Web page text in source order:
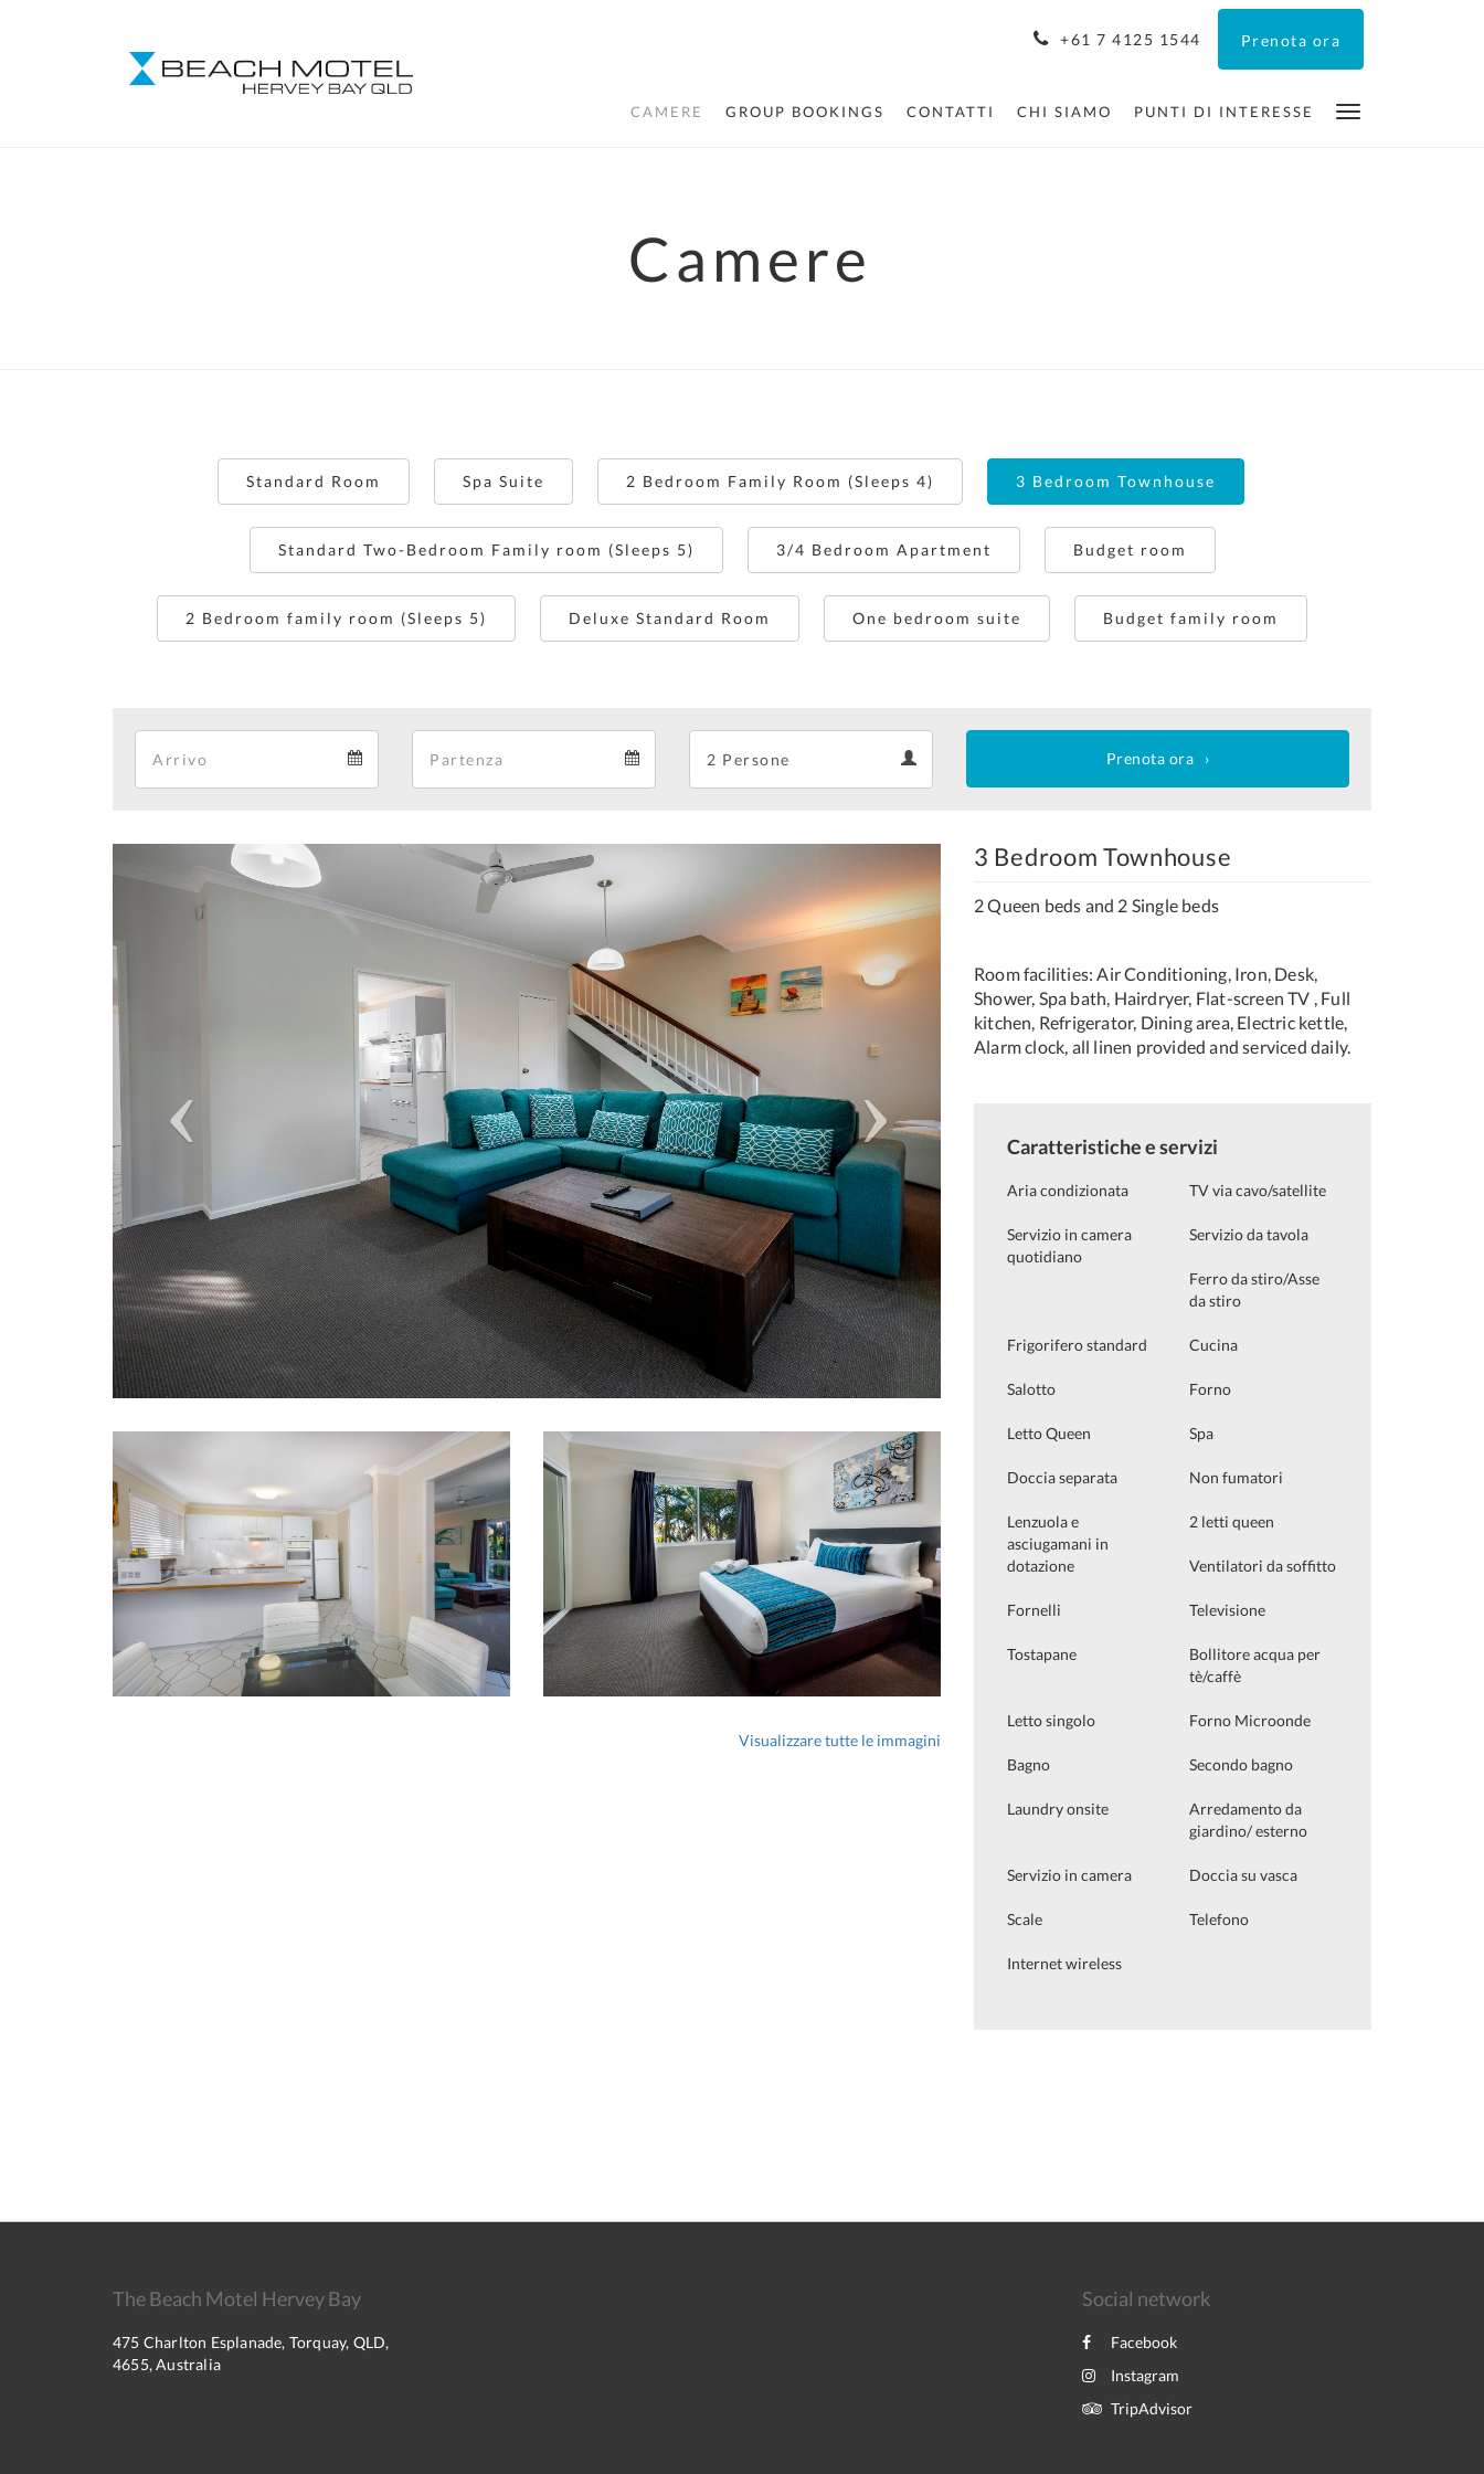
+61 7 4125 1544 Prenota ora
CAMERE GROUP BOOKINGS CONTATTI CHI SIAMO PUNTI DI INTERESSE
Camere
Standard Room Spa Suite 2 Bedroom Family Room (Sleeps 4) 3 Bedroom Townhouse
Standard Two-Bedroom Family room (Sleeps 5) 3/4 Bedroom Apartment Budget room
2 Bedroom family room (Sleeps 5) Deluxe Standard Room One bedroom suite Budget family room
Prenota ora
Previous Next
Visualizzare tutte le immagini
3 Bedroom Townhouse
2 Queen beds and 2 Single beds
Room facilities: Air Conditioning, Iron, Desk,
Shower, Spa bath, Hairdryer, Flat-screen TV , Full
kitchen, Refrigerator, Dining area, Electric kettle,
Alarm clock, all linen provided and serviced daily.
Caratteristiche e servizi
Aria condizionata TV via cavo/satellite
Servizio in camera
quotidiano
Servizio da tavola
Ferro da stiro/Asse
da stiro
Frigorifero standard Cucina
Salotto Forno
Letto Queen Spa
Doccia separata Non fumatori
Lenzuola e
asciugamani in
dotazione
2 letti queen
Ventilatori da soffitto
Fornelli Televisione
Tostapane
Bollitore acqua per
tè/caffè
Letto singolo Forno Microonde
Bagno Secondo bagno
Laundry onsite
Arredamento da
giardino/ esterno
Servizio in camera Doccia su vasca
Scale Telefono
Internet wireless
The Beach Motel Hervey Bay
475 Charlton Esplanade, Torquay, QLD,
4655, Australia
Social network
Facebook
Instagram
TripAdvisor